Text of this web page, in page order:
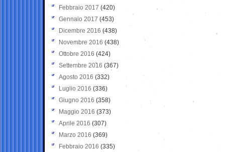
Febbraio 2017 (420)
Gennaio 2017 (453)
Dicembre 2016 (438)
Novembre 2016 (438)
Ottobre 2016 (424)
Settembre 2016 (367)
Agosto 2016 (332)
Luglio 2016 (336)
Giugno 2016 (358)
Maggio 2016 (373)
Aprile 2016 (307)
Marzo 2016 (369)
Febbraio 2016 (335)